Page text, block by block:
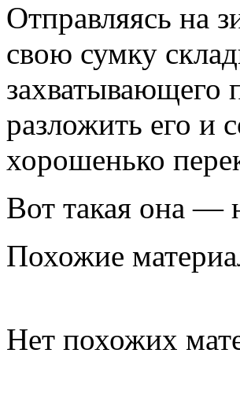
Отправляясь на
свою сумку
захватывающего
разложить его и
хорошенько
Вот такая она —
Похожие
Нет похожих